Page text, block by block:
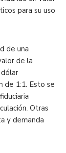
para su uso
de una
de la
de 1:1. Esto se
Otras
y demanda